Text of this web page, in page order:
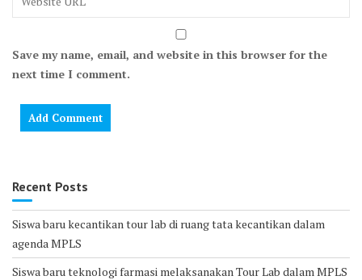
Save my name, email, and website in this browser for the
next time I comment.
Recent Posts
Siswa baru kecantikan tour lab di ruang tata kecantikan dalam
agenda MPLS
Siswa baru teknologi farmasi melaksanakan Tour Lab dalam MPLS